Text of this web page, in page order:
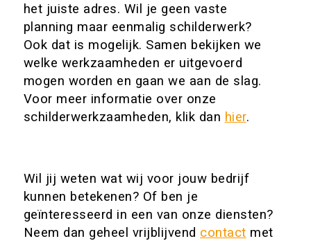
het juiste adres. Wil je geen vaste
planning maar eenmalig schilderwerk?
Ook dat is mogelijk. Samen bekijken we
welke werkzaamheden er uitgevoerd
mogen worden en gaan we aan de slag.
Voor meer informatie over onze
schilderwerkzaamheden, klik dan hier.
Wil jij weten wat wij voor jouw bedrijf
kunnen betekenen? Of ben je
geïnteresseerd in een van onze diensten?
Neem dan geheel vrijblijvend contact met